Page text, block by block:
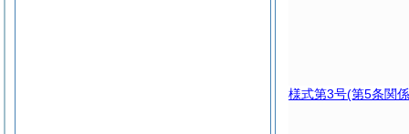
様式第3号(第5条関